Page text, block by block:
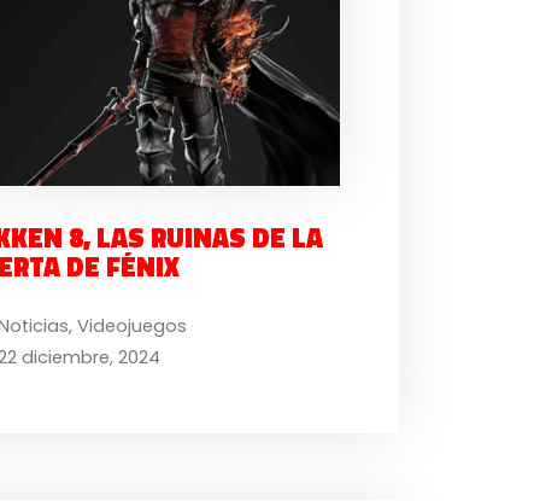
8, LAS RUINAS DE LA
DE FÉNIX
,Videojuegos
diciembre, 2024